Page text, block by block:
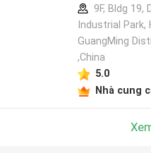
9F, Bldg 19,
Industrial Park,
GuangMing
,China
5.0
Nhà cung